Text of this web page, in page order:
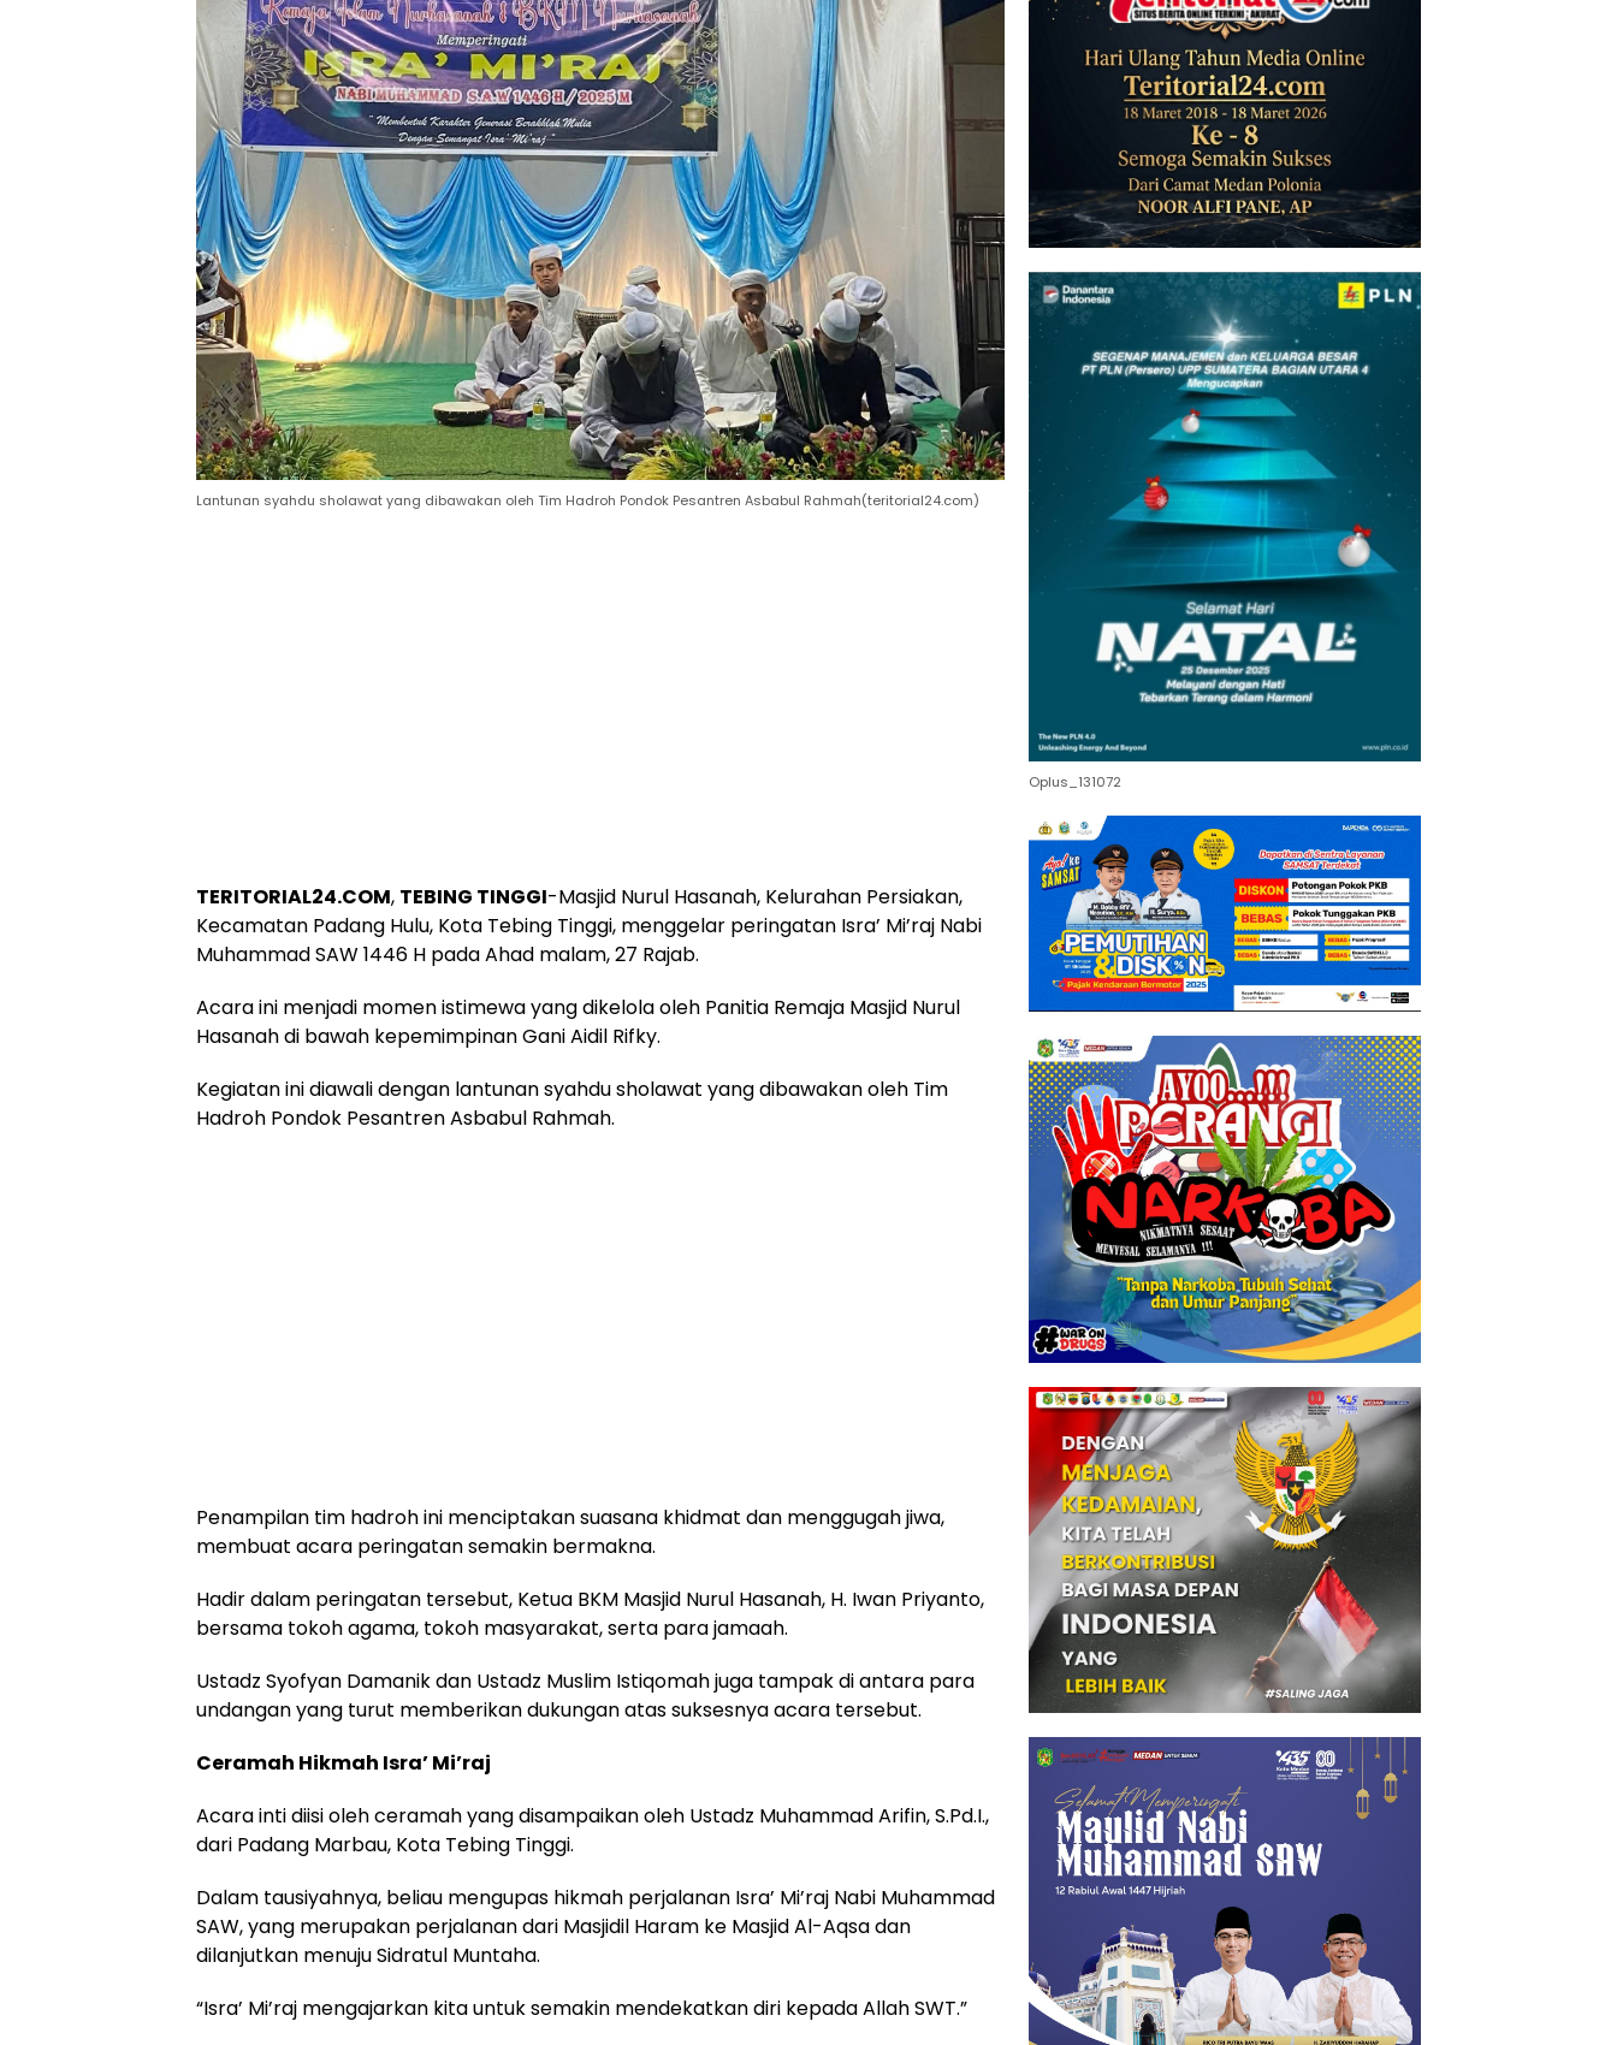
Lantunan syahdu sholawat yang dibawakan oleh Tim Hadroh Pondok Pesantren Asbabul Rahmah(teritorial24.com)
TERITORIAL24.COM, TEBING TINGGI-Masjid Nurul Hasanah, Kelurahan Persiakan,
Kecamatan Padang Hulu, Kota Tebing Tinggi, menggelar peringatan Isra’ Mi’raj Nabi
Muhammad SAW 1446 H pada Ahad malam, 27 Rajab.
Acara ini menjadi momen istimewa yang dikelola oleh Panitia Remaja Masjid Nurul
Hasanah di bawah kepemimpinan Gani Aidil Rifky.
Kegiatan ini diawali dengan lantunan syahdu sholawat yang dibawakan oleh Tim
Hadroh Pondok Pesantren Asbabul Rahmah.
Penampilan tim hadroh ini menciptakan suasana khidmat dan menggugah jiwa,
membuat acara peringatan semakin bermakna.
Hadir dalam peringatan tersebut, Ketua BKM Masjid Nurul Hasanah, H. Iwan Priyanto,
bersama tokoh agama, tokoh masyarakat, serta para jamaah.
Ustadz Syofyan Damanik dan Ustadz Muslim Istiqomah juga tampak di antara para
undangan yang turut memberikan dukungan atas suksesnya acara tersebut.
Ceramah Hikmah Isra’ Mi’raj
Acara inti diisi oleh ceramah yang disampaikan oleh Ustadz Muhammad Arifin, S.Pd.I.,
dari Padang Marbau, Kota Tebing Tinggi.
Dalam tausiyahnya, beliau mengupas hikmah perjalanan Isra’ Mi’raj Nabi Muhammad
SAW, yang merupakan perjalanan dari Masjidil Haram ke Masjid Al-Aqsa dan
dilanjutkan menuju Sidratul Muntaha.
“Isra’ Mi’raj mengajarkan kita untuk semakin mendekatkan diri kepada Allah SWT.”
Oplus_131072